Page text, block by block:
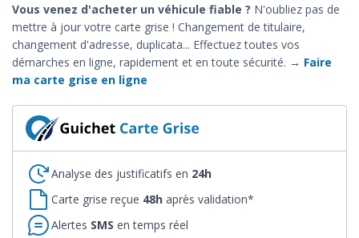
Vous venez d'acheter un véhicule fiable ? N'oubliez pas de
mettre à jour votre carte grise ! Changement de titulaire,
changement d'adresse, duplicata... Effectuez toutes vos
démarches en ligne, rapidement et en toute sécurité. → Faire
ma carte grise en ligne
Analyse des justificatifs en 24h
Carte grise reçue 48h après validation*
Alertes SMS en temps réel